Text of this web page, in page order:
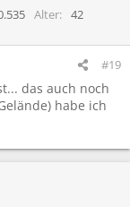
Alter
42
#19
das auch noch
habe ich